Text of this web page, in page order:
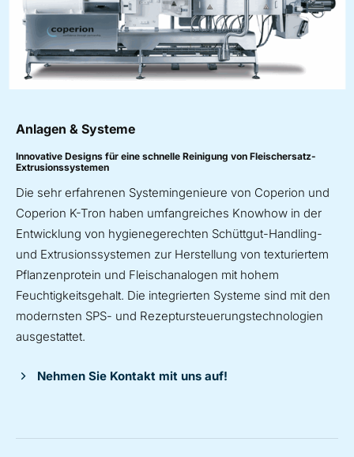
Anlagen & Systeme
Innovative Designs für eine schnelle Reinigung von Fleischersatz-
Extrusionssystemen
Die sehr erfahrenen Systemingenieure von Coperion und
Coperion K-Tron haben umfangreiches Knowhow in der
Entwicklung von hygienegerechten Schüttgut-Handling-
und Extrusionssystemen zur Herstellung von texturiertem
Pflanzenprotein und Fleischanalogen mit hohem
Feuchtigkeitsgehalt. Die integrierten Systeme sind mit den
modernsten SPS- und Rezeptursteuerungstechnologien
ausgestattet.
Nehmen Sie Kontakt mit uns auf!